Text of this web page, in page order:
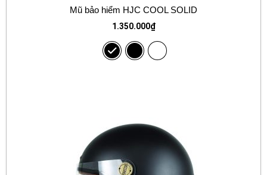
Mũ bảo hiểm HJC COOL SOLID
1.350.000₫